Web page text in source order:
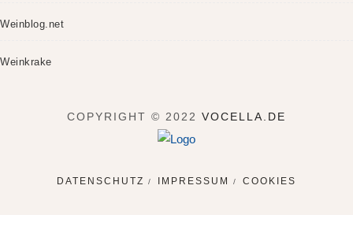
Weinblog.net
Weinkrake
COPYRIGHT © 2022 VOCELLA.DE
DATENSCHUTZ IMPRESSUM COOKIES